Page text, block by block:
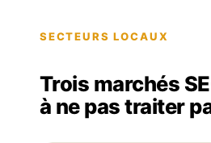
SECTEURS LOCAUX
Trois marchés
à ne pas traiter